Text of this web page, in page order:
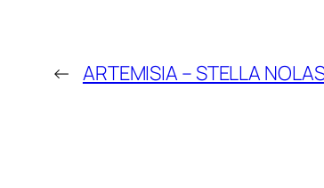
← ARTEMISIA – STELLA